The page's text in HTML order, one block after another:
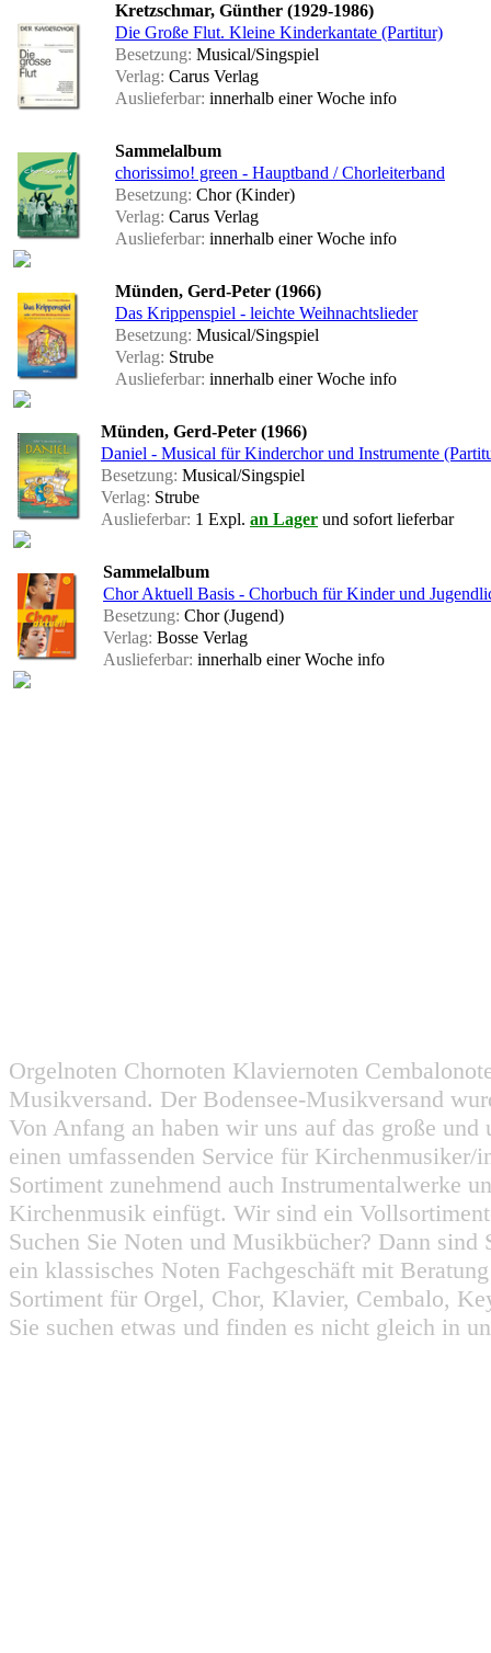
Kretzschmar, Günther (1929-1986)
Die Große Flut. Kleine Kinderkantate (Partitur)
Besetzung: Musical/Singspiel
Verlag: Carus Verlag
Auslieferbar: innerhalb einer Woche info
Sammelalbum
chorissimo! green - Hauptband / Chorleiterband
Besetzung: Chor (Kinder)
Verlag: Carus Verlag
Auslieferbar: innerhalb einer Woche info
Münden, Gerd-Peter (1966)
Das Krippenspiel - leichte Weihnachtslieder
Besetzung: Musical/Singspiel
Verlag: Strube
Auslieferbar: innerhalb einer Woche info
Münden, Gerd-Peter (1966)
Daniel - Musical für Kinderchor und Instrumente
Besetzung: Musical/Singspiel
Verlag: Strube
Auslieferbar: 1 Expl. an Lager und sofort lieferbar
Sammelalbum
Chor Aktuell Basis - Chorbuch für Kinder und
Besetzung: Chor (Jugend)
Verlag: Bosse Verlag
Auslieferbar: innerhalb einer Woche info
Orgelnoten Chornoten Klaviernoten
Musikversand. Der Bodensee-Musikversand
Von Anfang an haben wir uns auf das große
einen umfassenden Service für
Sortiment zunehmend auch Instrumentalwerke
Kirchenmusik einfügt. Wir sind ein
Suchen Sie Noten und Musikbücher? Dann
ein klassisches Noten Fachgeschäft mit
Sortiment für Orgel, Chor, Klavier, Cembalo,
Sie suchen etwas und finden es nicht gleich in